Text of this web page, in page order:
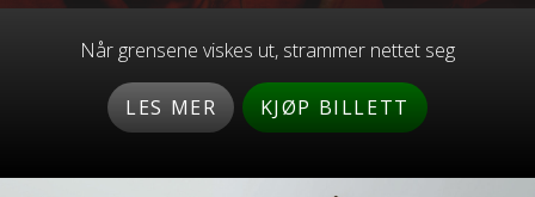
Når grensene viskes ut, strammer nettet seg
LES MER KJØP BILLETT